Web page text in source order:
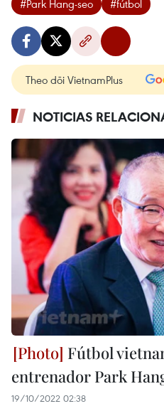
#Park Hang-seo #fútbol
Theo dõi VietnamPlus
NOTICIAS
Fútbol
entrenador Park
19/10/2022 02:38